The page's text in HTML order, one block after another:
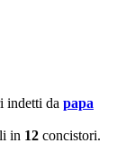
indetti da papa
in 12 concistori.